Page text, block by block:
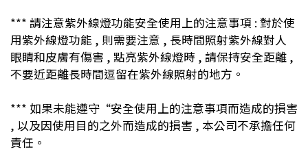
*** 請注意紫外線燈功能安全使用上的注意事項 : 對於使
用紫外線燈功能 , 則需要注意 , 長時間照射紫外線對人
眼睛和皮膚有傷害 , 點亮紫外線燈時 , 請保持安全距離 ,
不要近距離長時間逗留在紫外線照射的地方。
*** 如果未能遵守“安全使用上的注意事項而造成的損害
, 以及因使用目的之外而造成的損害 , 本公司不承擔任何
責任。